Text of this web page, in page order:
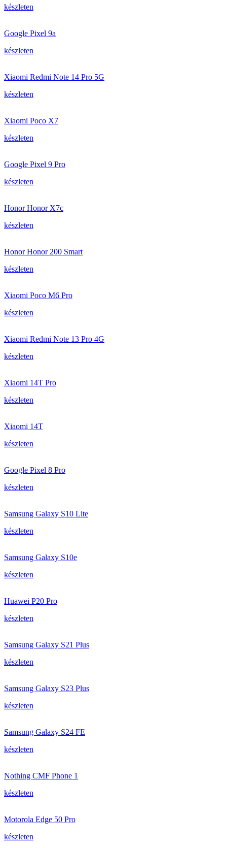
készleten
Google Pixel 9a
készleten
Xiaomi Redmi Note 14 Pro 5G
készleten
Xiaomi Poco X7
készleten
Google Pixel 9 Pro
készleten
Honor Honor X7c
készleten
Honor Honor 200 Smart
készleten
Xiaomi Poco M6 Pro
készleten
Xiaomi Redmi Note 13 Pro 4G
készleten
Xiaomi 14T Pro
készleten
Xiaomi 14T
készleten
Google Pixel 8 Pro
készleten
Samsung Galaxy S10 Lite
készleten
Samsung Galaxy S10e
készleten
Huawei P20 Pro
készleten
Samsung Galaxy S21 Plus
készleten
Samsung Galaxy S23 Plus
készleten
Samsung Galaxy S24 FE
készleten
Nothing CMF Phone 1
készleten
Motorola Edge 50 Pro
készleten